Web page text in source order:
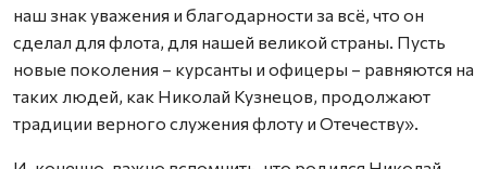
наш знак уважения и благодарности за всё, что он
сделал для флота, для нашей великой страны. Пусть
новые поколения – курсанты и офицеры – равняются на
таких людей, как Николай Кузнецов, продолжают
традиции верного служения флоту и Отечеству».